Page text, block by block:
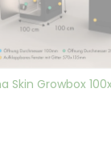
Skin Growbox